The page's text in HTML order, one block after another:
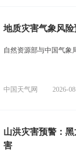
地质灾害气象风
自然资源部与中国气象
中国天气网 2026-
山洪灾害预警：
害